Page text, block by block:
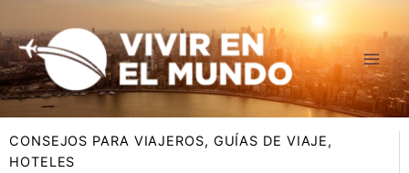
al
contenido
CONSEJOS PARA VIAJEROS, GUÍAS DE VIAJE,
HOTELES